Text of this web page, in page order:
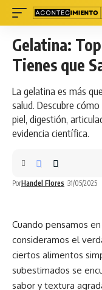
Gelatina:
Tienes que
La gelatina es más
salud. Descubre
piel, digestión,
evidencia científica.
PorHandel Flores 31/05/2025
Cuando pensamos
consideramos el
ciertos alimentos
subestimados se
sabor y textura